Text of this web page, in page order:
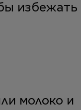
избежать
молоко и